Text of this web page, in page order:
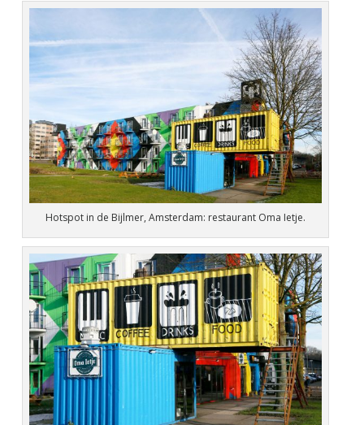
Hotspot in de Bijlmer, Amsterdam: restaurant Oma Ietje.